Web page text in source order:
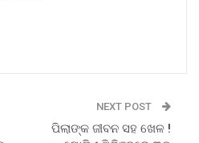
NEXT POST
ପିଲାଙ୍କ ଜୀବନ ସହ ଖେଳ !